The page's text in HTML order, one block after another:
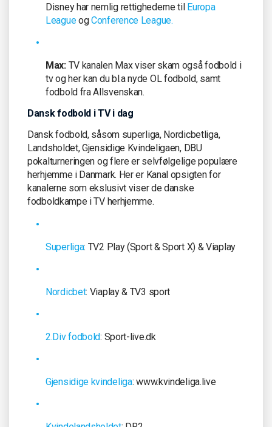
Disney har nemlig rettighederne til Europa
LeagueogConference League.
Max: TV kanalen Max viser skam også fodbold i
tv og her kan du bl.a nyde OL fodbold, samt
fodbold fra Allsvenskan.
Dansk fodbold i TV i dag
Dansk fodbold, såsom superliga, Nordicbetliga,
Landsholdet, Gjensidige Kvindeligaen, DBU
pokalturneringen og flere er selvfølgelige populære
herhjemme i Danmark. Her er Kanal opsigten for
kanalerne som ekslusivt viser de danske
fodboldkampe i TV herhjemme.
Superliga: TV2 Play (Sport & Sport X) & Viaplay
Nordicbet: Viaplay & TV3 sport
2.Div fodbold: Sport-live.dk
Gjensidige kvindeliga: www.kvindeliga.live